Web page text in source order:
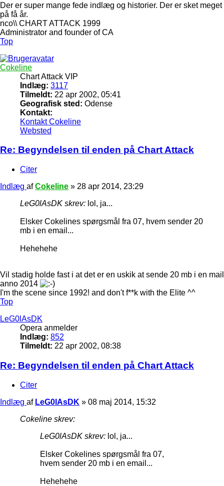
Der er super mange fede indlæg og historier. Der er sket meget
på få år.
nco\\ CHART ATTACK 1999
Administrator and founder of CA
Top
Cokeline
Chart Attack VIP
Indlæg: 3117
Tilmeldt: 22 apr 2002, 05:41
Geografisk sted: Odense
Kontakt:
Kontakt Cokeline
Websted
Re: Begyndelsen til enden på Chart Attack
Citer
Indlæg afCokeline » 28 apr 2014, 23:29
LeG0lAsDK skrev: lol, ja...
Elsker Cokelines spørgsmål fra 07, hvem sender 20
mb i en email...
Hehehehe
Vil stadig holde fast i at det er en uskik at sende 20 mb i en mail
anno 2014
I'm the scene since 1992! and don't f**k with the Elite ^^
Top
LeG0lAsDK
Opera anmelder
Indlæg: 852
Tilmeldt: 22 apr 2002, 08:38
Re: Begyndelsen til enden på Chart Attack
Citer
Indlæg af LeG0lAsDK » 08 maj 2014, 15:32
Cokeline skrev:
LeG0lAsDK skrev: lol, ja...
Elsker Cokelines spørgsmål fra 07,
hvem sender 20 mb i en email...
Hehehehe